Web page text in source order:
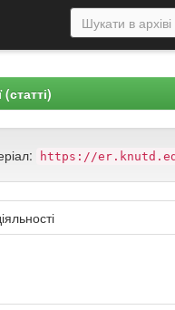
https://